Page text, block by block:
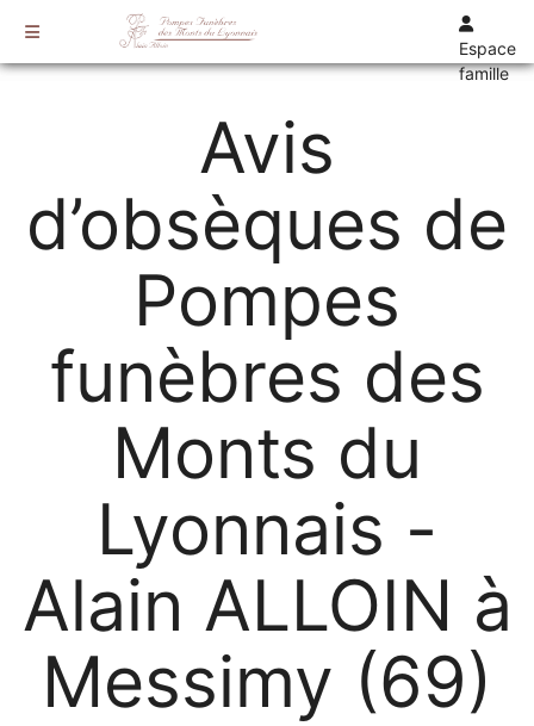
Espace
famille
CRÉMATION / INCINÉRATION
TRANSPORT
ORGANISATION / PRÉPARATION
URGENCE / ASSISTANCE
AGENCES
CRAPONNE
VAUGNERAY
LENTILLY
LA TOUR-DE-SALVAGNY
Avis
d’obsèques de
Pompes
funèbres des
Monts du
Lyonnais -
Alain ALLOIN à
Messimy (69)